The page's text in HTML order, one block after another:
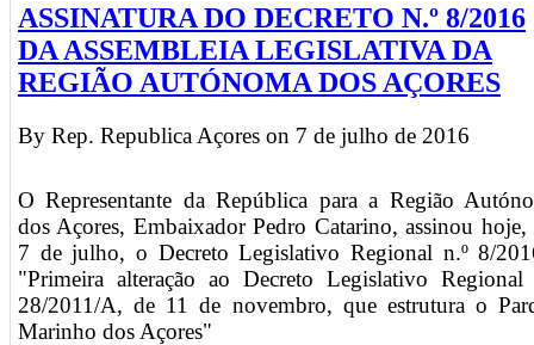
ASSINATURA DO DECRETO N.º 8/2016
DA ASSEMBLEIA LEGISLATIVA DA
REGIÃO AUTÓNOMA DOS AÇORES
By Rep. Republica Açores on 7 de julho de 2016
O Representante da República para a Região
dos Açores, Embaixador Pedro Catarino, assinou hoje,
7 de julho, o Decreto Legislativo Regional n.º 8/
"Primeira alteração ao Decreto Legislativo Regional
28/2011/A, de 11 de novembro, que estrutura o
Marinho dos Açores"